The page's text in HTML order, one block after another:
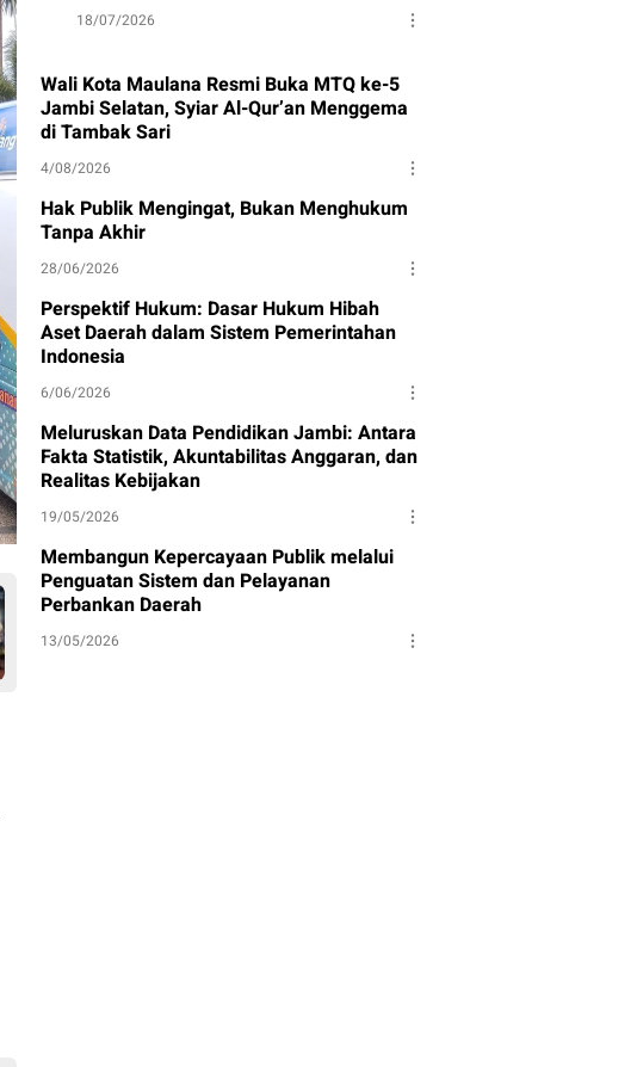
18/07/2026
Wali Kota Maulana Resmi Buka MTQ ke-5
Jambi Selatan, Syiar Al-Qur’an Menggema
di Tambak Sari
4/08/2026
Hak Publik Mengingat, Bukan Menghukum
Tanpa Akhir
28/06/2026
Perspektif Hukum: Dasar Hukum Hibah
Aset Daerah dalam Sistem Pemerintahan
Indonesia
6/06/2026
Meluruskan Data Pendidikan Jambi: Antara
Fakta Statistik, Akuntabilitas Anggaran, dan
Realitas Kebijakan
19/05/2026
Membangun Kepercayaan Publik melalui
Penguatan Sistem dan Pelayanan
Perbankan Daerah
13/05/2026